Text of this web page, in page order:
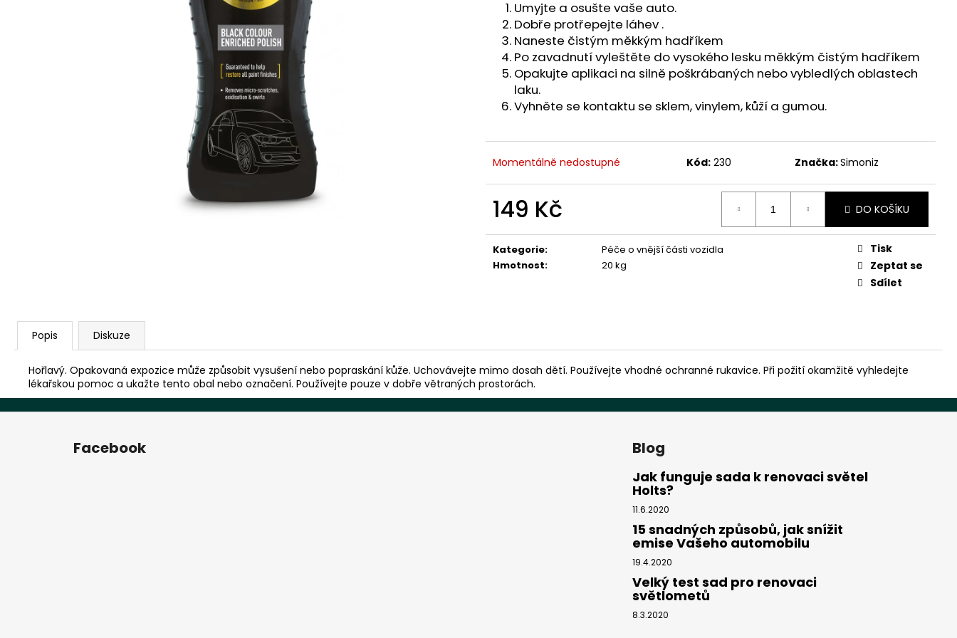
Umyjte a osušte vaše auto.
Dobře protřepejte láhev .
Naneste čistým měkkým hadříkem
Po zavadnutí vyleštěte do vysokého lesku měkkým čistým hadříkem
Opakujte aplikaci na silně poškrábaných nebo vybledlých oblastech
laku.
Vyhněte se kontaktu se sklem, vinylem, kůží a gumou.
Momentálně nedostupné Kód: 230 Značka:Simoniz
149 Kč DO KOŠÍKU
Kategorie:
Péče o vnější části vozidla
Hmotnost: 20 kg
Tisk
Zeptat se
Sdílet
Popis Diskuze
Hořlavý. Opakovaná expozice může způsobit vysušení nebo popraskání kůže. Uchovávejte mimo dosah dětí. Používejte vhodné ochranné rukavice. Při požití okamžitě vyhledejte
lékařskou pomoc a ukažte tento obal nebo označení. Používejte pouze v dobře větraných prostorách.
UNIVERZÁLNÍ ČISTIČ INTERIÉRU SIMONIZ
HOLTS LEŠTĚNKA NA OBNOVU
SVĚTLOMETŮ
199 Kč
Facebook Blog
Jak funguje sada k renovaci světel
Holts?
11.6.2020
15 snadných způsobů, jak snížit
emise Vašeho automobilu
19.4.2020
Velký test sad pro renovaci
světlometů
8.3.2020